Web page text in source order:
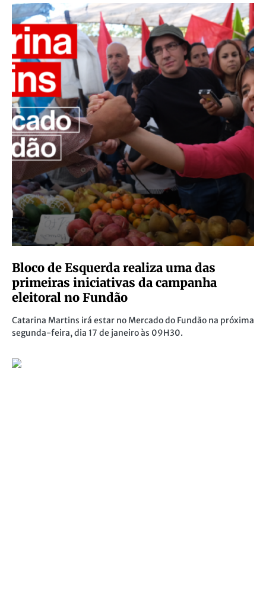
Bloco de Esquerda realiza uma das
primeiras iniciativas da campanha
eleitoral no Fundão
Catarina Martins irá estar no Mercado do Fundão na próxima
segunda-feira, dia 17 de janeiro às 09H30.